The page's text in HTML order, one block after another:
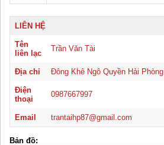
LIÊN HỆ
Tên
liên lạc
Trần Văn Tài
Địa chỉ Đông Khê Ngô Quyền Hải Phòng
Điện
thoại
0987667997
Email trantaihp87@gmail.com
Bản đồ: